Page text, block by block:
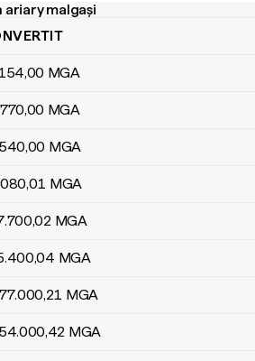
ariary malgași
malgași
,00 MGA
,00 MGA
,00 MGA
,01 MGA
,02 MGA
,04 MGA
,21 MGA
,42 MGA